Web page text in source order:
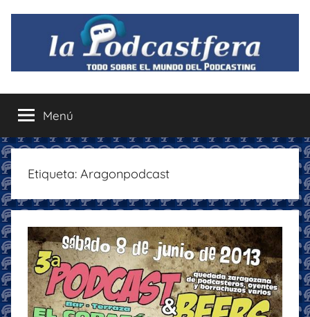
contenido
La
Podcastfera
el
mundo
del
podcasting
recomendaciones
disfrutar
podcastfera
Menú
Etiqueta: Aragonpodcast